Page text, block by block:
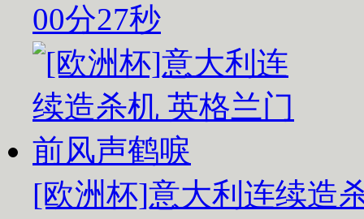
00分27秒
[欧洲杯]意大利连续造